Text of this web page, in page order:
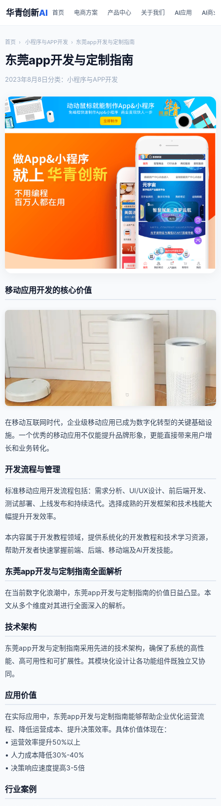
华青创新AI 首页 电商方案 产品中心 关于我们 AI应用 AI商业
首页 › 小程序与APP开发 › 东莞app开发与定制指南
东莞app开发与定制指南
2023年8月8日分类：小程序与APP开发
移动应用开发的核心价值
在移动互联网时代，企业级移动应用已成为数字化转型的关键基础设
施。一个优秀的移动应用不仅能提升品牌形象，更能直接带来用户增
长和业务转化。
开发流程与管理
标准移动应用开发流程包括：需求分析、UI/UX设计、前后端开发、
测试部署、上线发布和持续迭代。选择成熟的开发框架和技术栈能大
幅提升开发效率。
本内容属于开发教程领域，提供系统化的开发教程和技术学习资源，
帮助开发者快速掌握前端、后端、移动端及AI开发技能。
东莞app开发与定制指南全面解析
在当前数字化浪潮中，东莞app开发与定制指南的价值日益凸显。本
文从多个维度对其进行全面深入的解析。
技术架构
东莞app开发与定制指南采用先进的技术架构，确保了系统的高性
能、高可用性和可扩展性。其模块化设计让各功能组件既独立又协
同。
应用价值
在实际应用中，东莞app开发与定制指南能够帮助企业优化运营流
程、降低运营成本、提升决策效率。具体价值体现在：
• 运营效率提升50%以上
• 人力成本降低30%-40%
• 决策响应速度提高3-5倍
行业案例